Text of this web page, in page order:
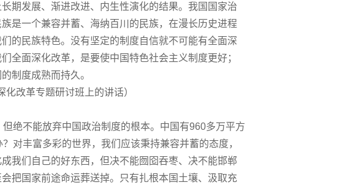
期发展、渐进改进、内生性演化的结果。我国国家治
是一个兼容并蓄、海纳百川的民族，在漫长历史进程
的民族特色。没有坚定的制度自信就不可能有全面深
全面深化改革，是要使中国特色社会主义制度更好；
制度成熟而持久。
改革专题研讨班上的讲话）
绝不能放弃中国政治制度的根本。中国有960多万平方
对丰富多彩的世界，我们应该秉持兼容并蓄的态度，
我们自己的好东西，但决不能囫囵吞枣、决不能邯郸
把国家前途命运葬送掉。只有扎根本国土壤、汲取充